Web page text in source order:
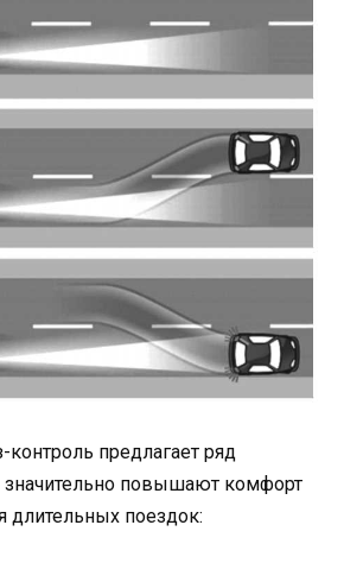
предлагает ряд
повышают комфорт
длительных поездок: